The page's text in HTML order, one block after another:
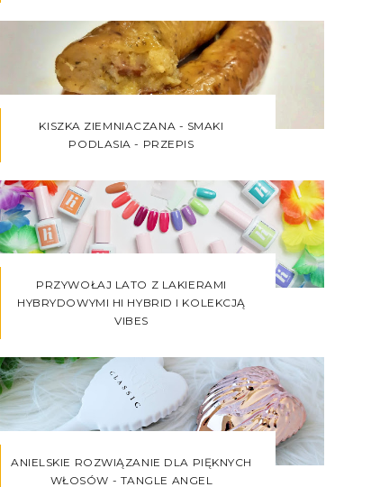
KISZKA ZIEMNIACZANA - SMAKI
PODLASIA - PRZEPIS
PRZYWOŁAJ LATO Z LAKIERAMI
HYBRYDOWYMI HI HYBRID I KOLEKCJĄ
VIBES
ANIELSKIE ROZWIĄZANIE DLA PIĘKNYCH
WŁOSÓW - TANGLE ANGEL